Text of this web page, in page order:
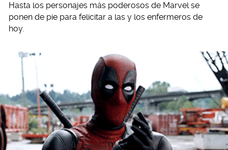
Hasta los personajes más poderosos de Marvel se
ponen de pie para felicitar a las y los enfermeros de
hoy.